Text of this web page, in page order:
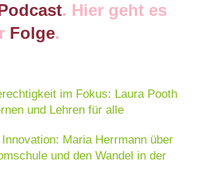
. Hier geht es
Folge.
im Fokus: Laura Pooth
und Lehren für alle
Maria Herrmann über
und den Wandel in der